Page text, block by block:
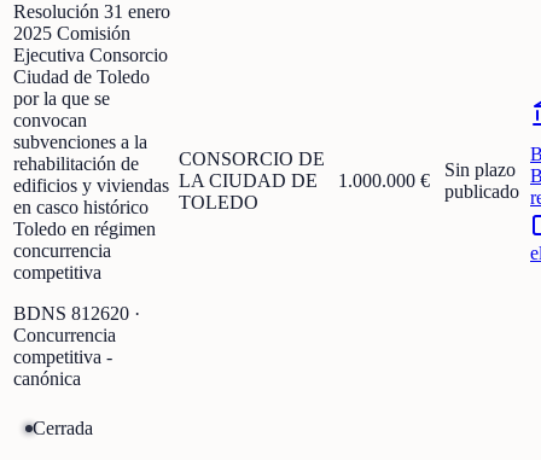
Resolución 31 enero
2025 Comisión
Ejecutiva Consorcio
Ciudad de Toledo
por la que se
convocan
subvenciones a la
rehabilitación de
edificios y viviendas
en casco histórico
Toledo en régimen
concurrencia
competitiva
BDNS 812620 ·
Concurrencia
competitiva -
canónica
CONSORCIO DE
LA CIUDAD DE
TOLEDO
1.000.000 €
Sin plazo
publicado
Cerrada